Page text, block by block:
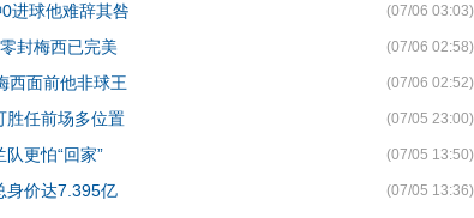
(07/06 03:03)
进球他难辞其咎
(07/06 02:58)
封梅西已完美
(07/06 02:52)
西面前他非球王
(07/05 23:00)
胜任前场多位置
(07/05 13:50)
更怕“回家”
(07/05 13:36)
身价达7.395亿